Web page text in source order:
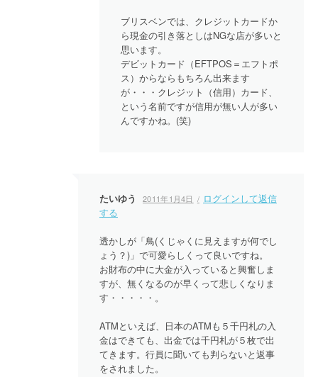
ブリスベンでは、クレジットカードか
ら現金の引き落としはNGな店が多いと
思います。
デビットカード（EFTPOS＝エフトポ
ス）からならもちろん出来ます
が・・・クレジット（信用）カード、
という名前ですが信用が無い人が多い
んですかね。(笑)
たいゆう 2011年1月4日
ログインして返信
する
透かしが「鳥(くじゃくに見えますが何でし
ょう？)」で可愛らしくって良いですね。
お財布の中に大金が入っていると興奮しま
すが、無くなるのが早くって悲しくなりま
す・・・・・。
ATMといえば、日本のATMも５千円札の入
金はできても、出金では千円札が５枚で出
てきます。行員に聞いても判らないと返事
をされました。